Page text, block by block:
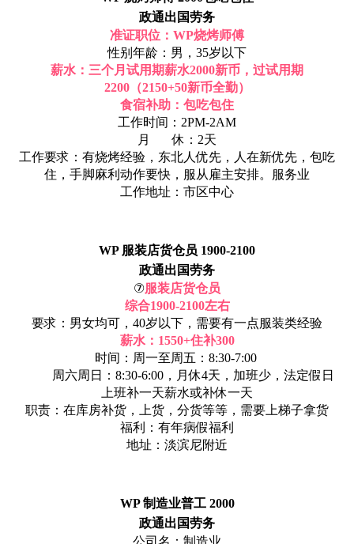
政通出国劳务
准证职位：WP烧烤师傅
性别年龄：男，35岁以下
薪水：三个月试用期薪水2000新币，过试用期
2200（2150+50新币全勤）
食宿补助：包吃包住
工作时间：2PM-2AM
月 休：2天
工作要求：有烧烤经验，东北人优先，人在新优先，包吃
住，手脚麻利动作要快，服从雇主安排。服务业
工作地址：市区中心
WP 服装店货仓员 1900-2100
政通出国劳务
⑦服装店货仓员
综合1900-2100左右
要求：男女均可，40岁以下，需要有一点服装类经验
薪水：1550+住补300
时间：周一至周五：8:30-7:00
周六周日：8:30-6:00，月休4天，加班少，法定假日
上班补一天薪水或补休一天
职责：在库房补货，上货，分货等等，需要上梯子拿货
福利：有年病假福利
地址：淡滨尼附近
WP 制造业普工 2000
政通出国劳务
公司名：制造业